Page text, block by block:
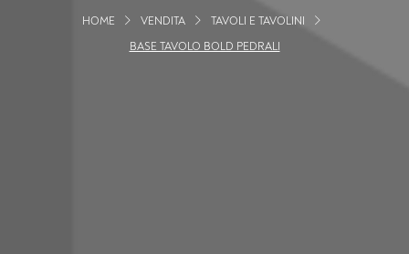
HOME VENDITA
TAVOLI E TAVOLINI
BASE TAVOLO BOLD PEDRALI